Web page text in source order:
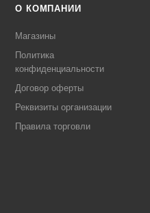
О КОМПАНИИ
Магазины
Политика
конфиденциальности
Договор оферты
Реквизиты организации
Правила торговли